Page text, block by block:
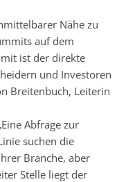
Nähe zu
auf dem
ist der direkte
und Investoren
Breitenbuch, Leiterin
Abfrage zur
suchen die
Branche, aber
Stelle liegt der